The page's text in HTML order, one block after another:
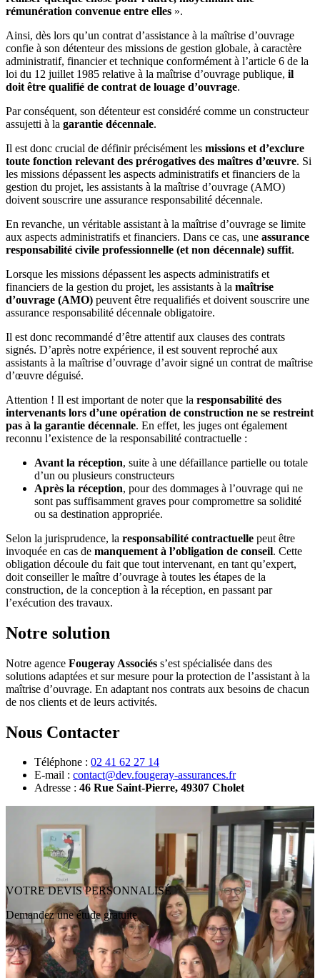
rémunération convenue entre elles ».
Ainsi, dès lors qu’un contrat d’assistance à la maîtrise d’ouvrage
confie à son détenteur des missions de gestion globale, à caractère
administratif, financier et technique conformément à l’article 6 de la
loi du 12 juillet 1985 relative à la maîtrise d’ouvrage publique, il
doit être qualifié de contrat de louage d’ouvrage.
Par conséquent, son détenteur est considéré comme un constructeur
assujetti à la garantie décennale.
Il est donc crucial de définir précisément les missions et d’exclure
toute fonction relevant des prérogatives des maîtres d’œuvre. Si
les missions dépassent les aspects administratifs et financiers de la
gestion du projet, les assistants à la maîtrise d’ouvrage (AMO)
doivent souscrire une assurance responsabilité décennale.
En revanche, un véritable assistant à la maîtrise d’ouvrage se limite
aux aspects administratifs et financiers. Dans ce cas, une assurance
responsabilité civile professionnelle (et non décennale) suffit.
Lorsque les missions dépassent les aspects administratifs et
financiers de la gestion du projet, les assistants à la maîtrise
d’ouvrage (AMO) peuvent être requalifiés et doivent souscrire une
assurance responsabilité décennale obligatoire.
Il est donc recommandé d’être attentif aux clauses des contrats
signés. D’après notre expérience, il est souvent reproché aux
assistants à la maîtrise d’ouvrage d’avoir signé un contrat de maîtrise
d’œuvre déguisé.
Attention ! Il est important de noter que la responsabilité des
intervenants lors d’une opération de construction ne se restreint
pas à la garantie décennale. En effet, les juges ont également
reconnu l’existence de la responsabilité contractuelle :
Avant la réception, suite à une défaillance partielle ou totale
d’un ou plusieurs constructeurs
Après la réception, pour des dommages à l’ouvrage qui ne
sont pas suffisamment graves pour compromettre sa solidité
ou sa destination appropriée.
Selon la jurisprudence, la responsabilité contractuelle peut être
invoquée en cas de manquement à l’obligation de conseil. Cette
obligation découle du fait que tout intervenant, en tant qu’expert,
doit conseiller le maître d’ouvrage à toutes les étapes de la
construction, de la conception à la réception, en passant par
l’exécution des travaux.
Notre solution
Notre agence Fougeray Associés s’est spécialisée dans des
solutions adaptées et sur mesure pour la protection de l’assistant à la
maîtrise d’ouvrage. En adaptant nos contrats aux besoins de chacun
de nos clients et de leurs activités.
Nous Contacter
Téléphone : 02 41 62 27 14
E-mail : contact@dev.fougeray-assurances.fr
Adresse : 46 Rue Saint-Pierre, 49307 Cholet
VOTRE DEVIS PERSONNALISÉ
Demandez une étude gratuite